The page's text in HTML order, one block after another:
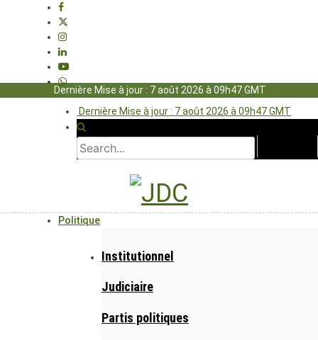
Dernière Mise à jour : 7 août 2026 à 09h47 GMT
Dernière Mise à jour : 7 août 2026 à 09h47 GMT
Politique
Institutionnel
Judiciaire
Partis politiques